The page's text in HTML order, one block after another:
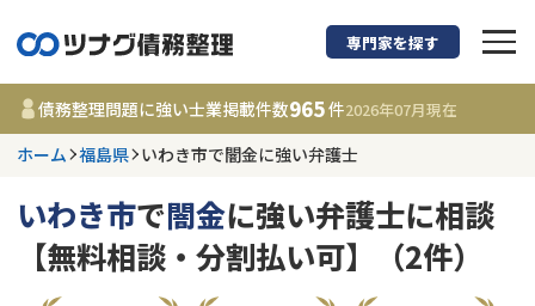
債務整理に強い弁
事務所 965
件
更新日 : 2026年07月31日
専門家を探す
債務整理問題に強い士業掲載件数965件2026年07月現在
ホーム 福島県 いわき市で闇金に強い弁護士
いわき市で闇金に強い弁護士に相談
【無料相談・分割払い可】（2件）